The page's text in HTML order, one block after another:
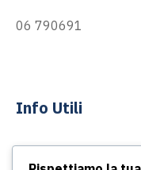
06 790691
Info Utili